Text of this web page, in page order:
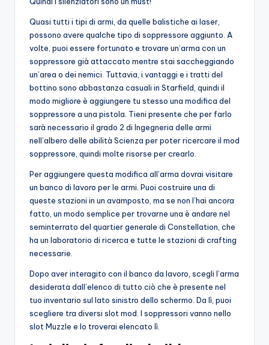
Quasi tutti i tipi di armi, da quelle balistiche ai laser,
possono avere qualche tipo di soppressore aggiunto. A
volte, puoi essere fortunato e trovare un’arma con un
soppressore già attaccato mentre stai saccheggiando
un’area o dei nemici. Tuttavia, i vantaggi e i tratti del
bottino sono abbastanza casuali in Starfield, quindi il
modo migliore è aggiungere tu stesso una modifica del
soppressore a una pistola. Tieni presente che per farlo
sarà necessario il grado 2 di Ingegneria delle armi
nell’albero delle abilità Scienza per poter ricercare il mod
soppressore, quindi molte risorse per crearlo.
Per aggiungere questa modifica all’arma dovrai visitare
un banco di lavoro per le armi. Puoi costruire una di
queste stazioni in un avamposto, ma se non l’hai ancora
fatto, un modo semplice per trovarne una è andare nel
seminterrato del quartier generale di Constellation, che
ha un laboratorio di ricerca e tutte le stazioni di crafting
necessarie.
Dopo aver interagito con il banco da lavoro, scegli l’arma
desiderata dall’elenco di tutto ciò che è presente nel
tuo inventario sul lato sinistro dello schermo. Da lì, puoi
scegliere tra diversi slot mod. I soppressori vanno nello
slot Muzzle e lo troverai elencato lì.